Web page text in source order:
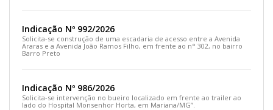
Indicação Nº 992/2026
Solicita-se construção de uma escadaria de acesso entre a Avenida
Araras e a Avenida João Ramos Filho, em frente ao n° 302, no bairro
Barro Preto
Indicação Nº 986/2026
Solicita-se intervenção no bueiro localizado em frente ao trailer ao
lado do Hospital Monsenhor Horta, em Mariana/MG”.